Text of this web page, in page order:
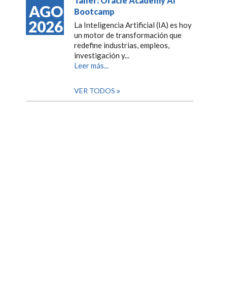
AGO
2026
Bootcamp
La Inteligencia Artificial (IA) es hoy
un motor de transformación que
redefine industrias, empleos,
investigación y...
Leer más...
VER TODOS